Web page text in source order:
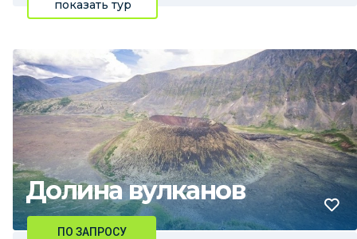
показать тур
Долина вулканов
ПО ЗАПРОСУ